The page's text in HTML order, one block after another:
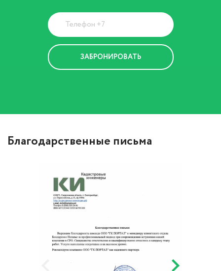
Благодарственные письма